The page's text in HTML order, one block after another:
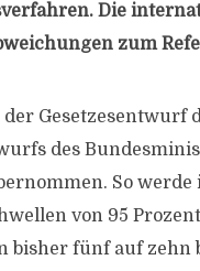
Die
zum
Gesetzesentwurf
des
So
von 95
bisher fünf auf zehn